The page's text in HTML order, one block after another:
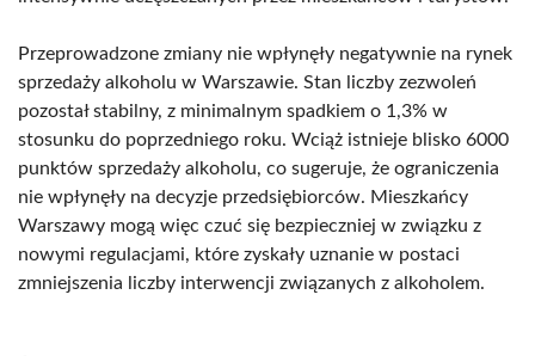
Przeprowadzone zmiany nie wpłynęły negatywnie na rynek
sprzedaży alkoholu w Warszawie. Stan liczby zezwoleń
pozostał stabilny, z minimalnym spadkiem o 1,3% w
stosunku do poprzedniego roku. Wciąż istnieje blisko 6000
punktów sprzedaży alkoholu, co sugeruje, że ograniczenia
nie wpłynęły na decyzje przedsiębiorców. Mieszkańcy
Warszawy mogą więc czuć się bezpieczniej w związku z
nowymi regulacjami, które zyskały uznanie w postaci
zmniejszenia liczby interwencji związanych z alkoholem.